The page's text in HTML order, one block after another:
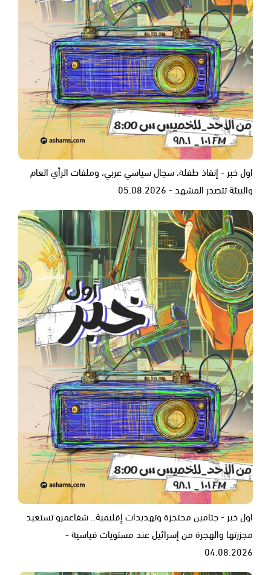
اول خبر - إنقاذ طفلة، سجال سياسي عربي، وملفات الرأي العام
والبيئة تتصدر المشهد - 05.08.2026
اول خبر - جثامين محتجزة وتهديدات إقليمية.. شفاعمرو تستعيد
مجزرتها والهجرة من إسرائيل عند مستويات قياسية -
04.08.2026